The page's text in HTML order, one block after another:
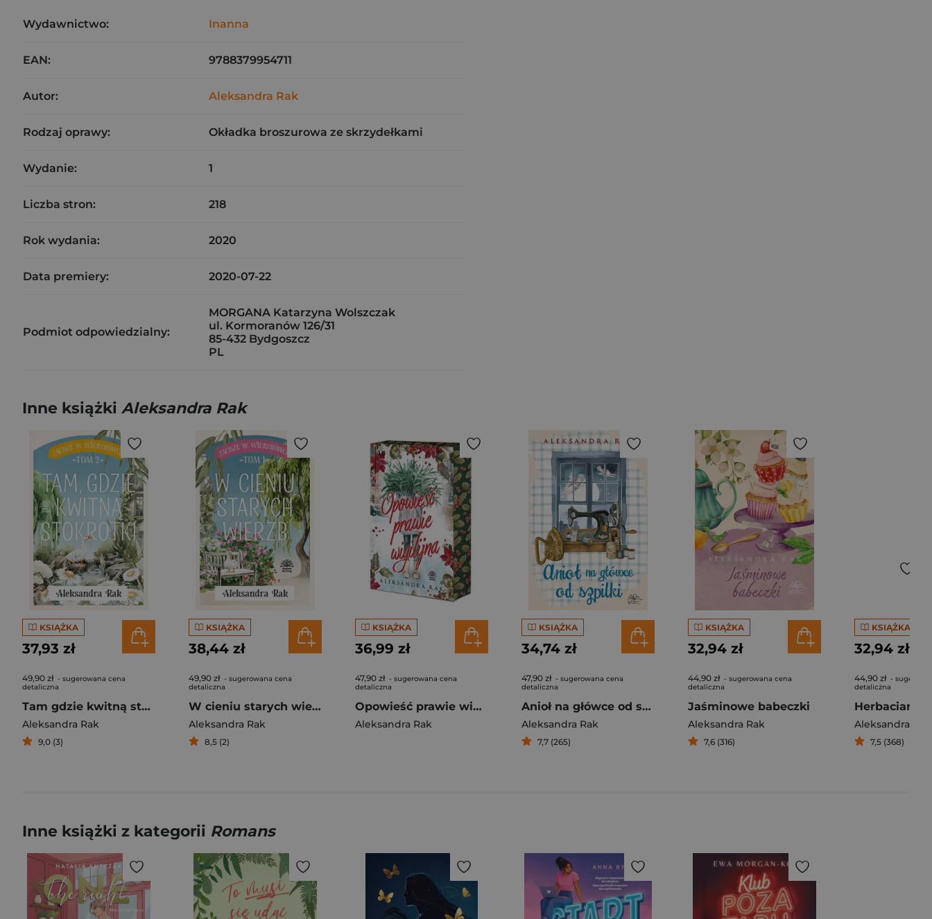
Wydawnictwo: Inanna
EAN: 9788379954711
Autor: Aleksandra Rak
Rodzaj oprawy: Okładka broszurowa ze skrzydełkami
Wydanie: 1
Liczba stron: 218
Rok wydania: 2020
Data premiery: 2020-07-22
Podmiot odpowiedzialny:
MORGANA Katarzyna Wolszczak
ul. Kormoranów 126/31
85-432 Bydgoszcz
PL
Inne książki Aleksandra Rak
KSIĄŻKA
37,93 zł
49,90 zł - sugerowana cena
detaliczna
Tam gdzie kwitną stokrotki. Zacisze w Wierzbówce. Tom 2
Aleksandra Rak
9,0 (3)
KSIĄŻKA
38,44 zł
49,90 zł - sugerowana cena
detaliczna
W cieniu starych wierzb. Zacisze w Wierzbówce. Tom 1
Aleksandra Rak
8,5 (2)
KSIĄŻKA
36,99 zł
47,90 zł - sugerowana cena
detaliczna
Opowieść prawie wigilijna (ilustrowane brzegi)
Aleksandra Rak
KSIĄŻKA
34,74 zł
47,90 zł - sugerowana cena
detaliczna
Anioł na główce od szpilki
Aleksandra Rak
7,7 (265)
KSIĄŻKA
32,94 zł
44,90 zł - sugerowana cena
detaliczna
Jaśminowe babeczki
Aleksandra Rak
7,6 (316)
KSIĄŻKA
32,94 zł
44,90 zł -
detaliczna
Aleksandra Rak
7,5 (368)
Inne książki z kategorii Romans